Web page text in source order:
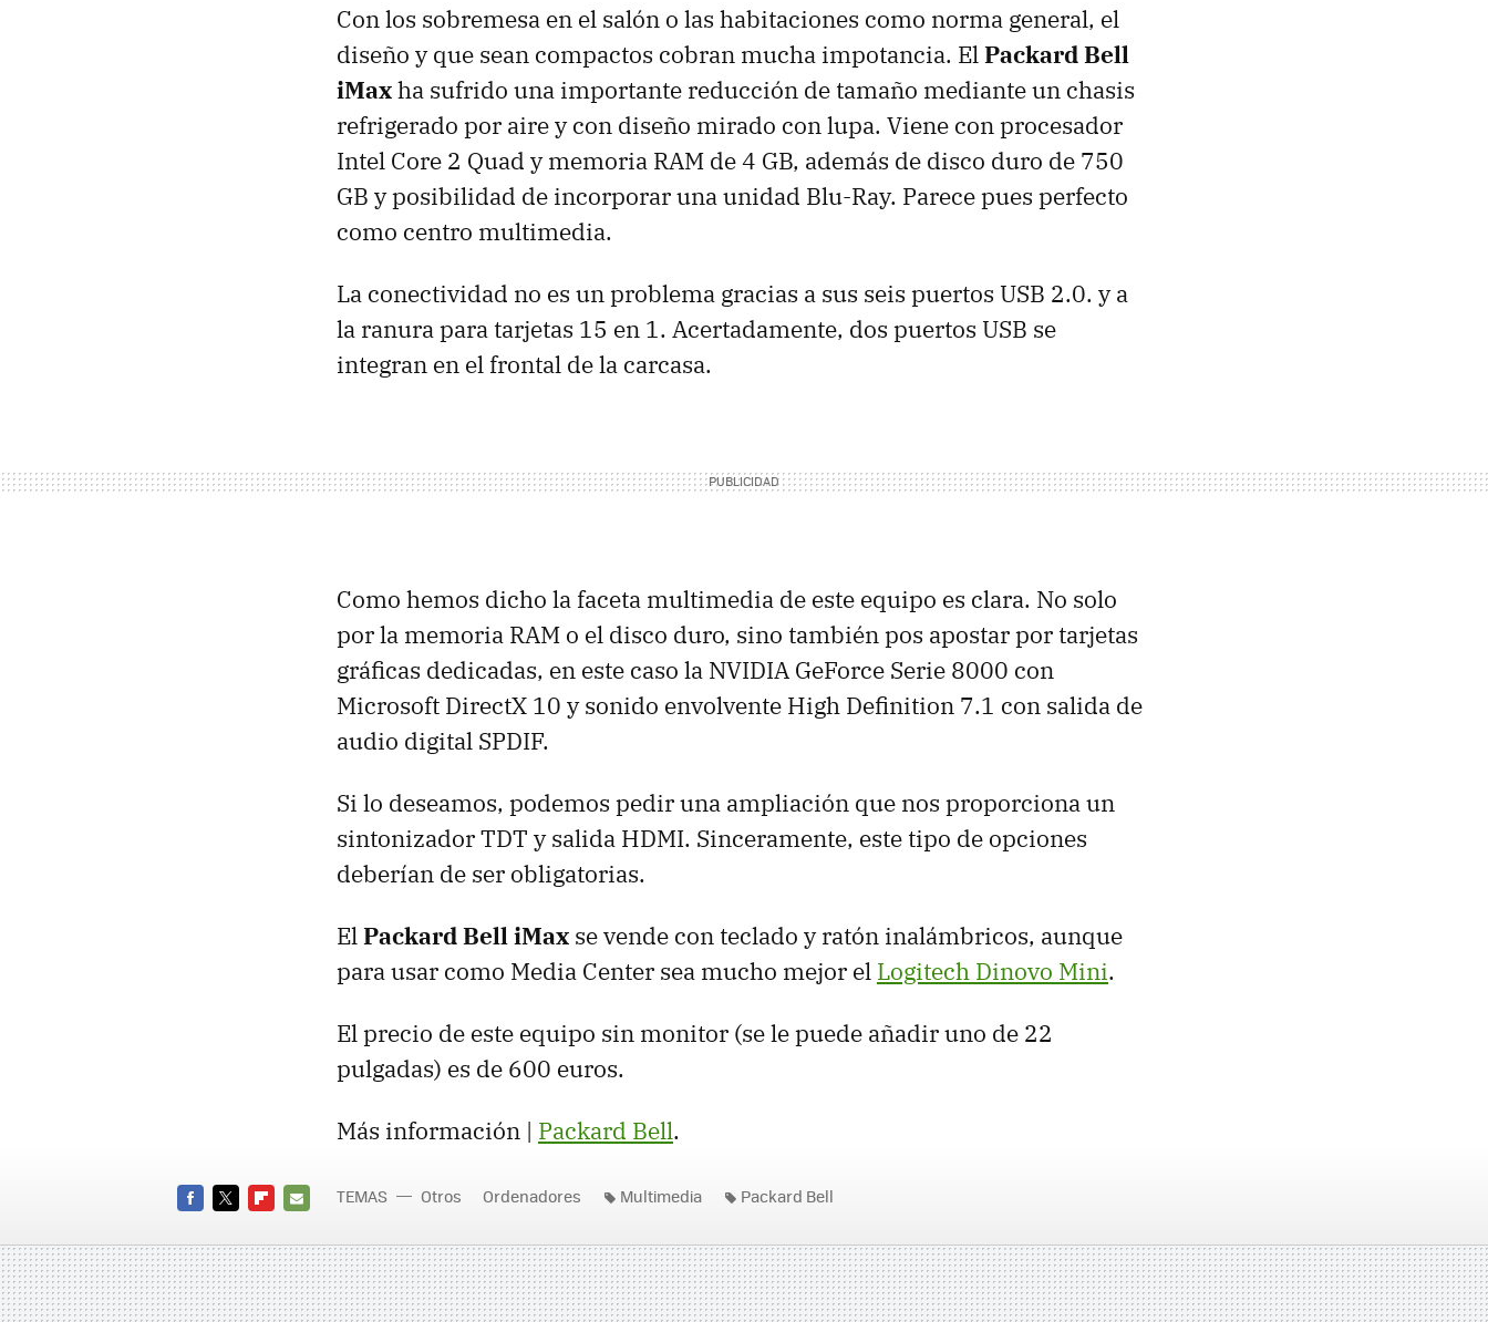
Con los sobremesa en el salón o las habitaciones como norma general, el
diseño y que sean compactos cobran mucha impotancia. ElPackard Bell
iMaxha sufrido una importante reducción de tamaño mediante un chasis
refrigerado por aire y con diseño mirado con lupa. Viene con procesador
Intel Core 2 Quad y memoria RAM de 4 GB, además de disco duro de 750
GB y posibilidad de incorporar una unidad Blu-Ray. Parece pues perfecto
como centro multimedia.
La conectividad no es un problema gracias a sus seis puertos USB 2.0. y a
la ranura para tarjetas 15 en 1. Acertadamente, dos puertos USB se
integran en el frontal de la carcasa.
Como hemos dicho la faceta multimedia de este equipo es clara. No solo
por la memoria RAM o el disco duro, sino también pos apostar por tarjetas
gráficas dedicadas, en este caso la NVIDIA GeForce Serie 8000 con
Microsoft DirectX 10 y sonido envolvente High Definition 7.1 con salida de
audio digital SPDIF.
Si lo deseamos, podemos pedir una ampliación que nos proporciona un
sintonizador TDT y salida HDMI. Sinceramente, este tipo de opciones
deberían de ser obligatorias.
ElPackard Bell iMax se vende con teclado y ratón inalámbricos, aunque
para usar como Media Center sea mucho mejor el Logitech Dinovo Mini.
El precio de este equipo sin monitor (se le puede añadir uno de 22
pulgadas) es de 600 euros.
Más información | Packard Bell.
MAIL
TEMAS Otros Ordenadores Multimedia Packard Bell